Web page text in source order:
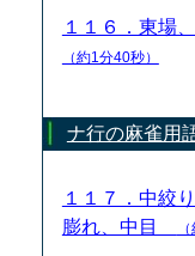
１１６．東場
（約1分40秒）
ナ行の麻雀用
１１７．中絞
膨れ、中目